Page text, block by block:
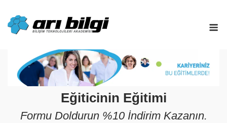
content
Eğiticinin Eğitimi
Formu Doldurun %10 İndirim Kazanın.